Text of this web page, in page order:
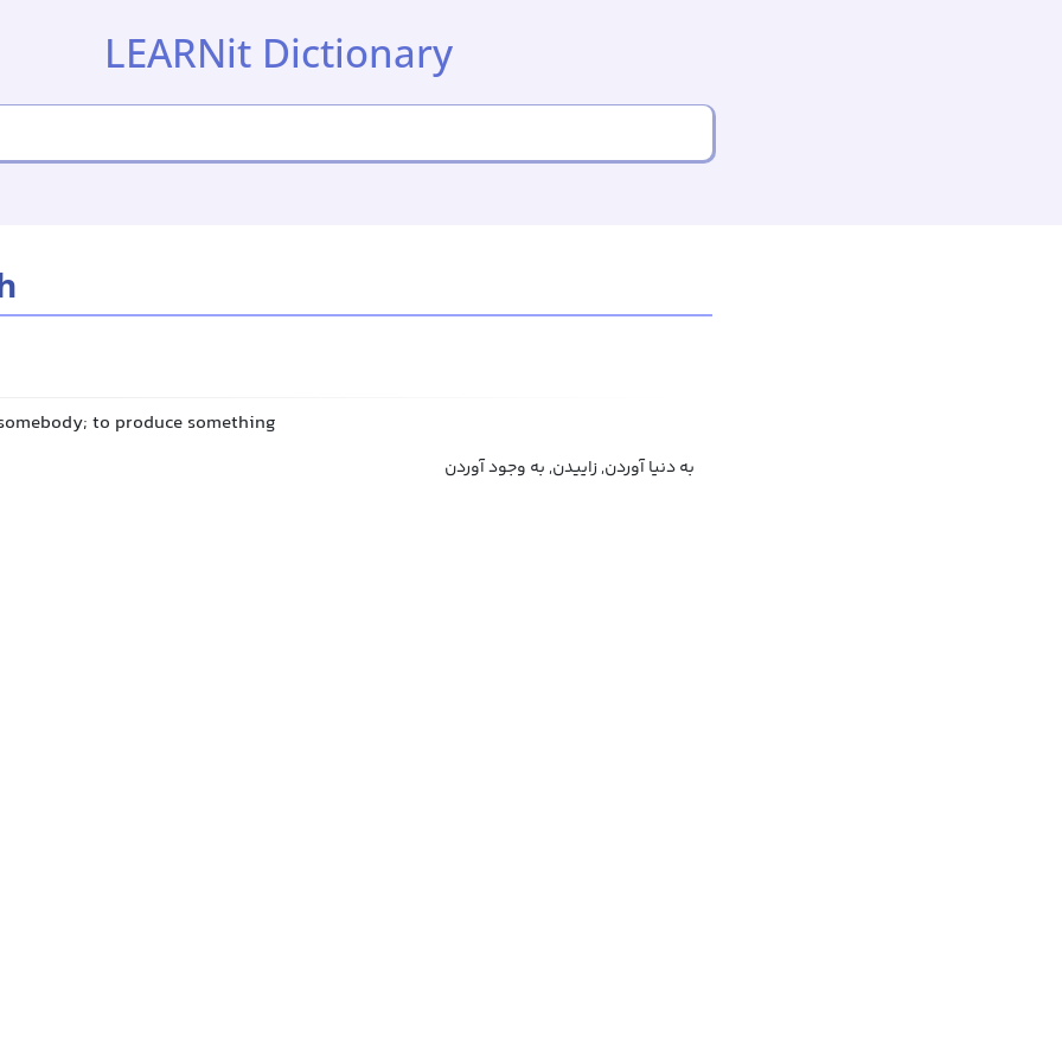
LEARNit Dictionary
to produce something
به دنیا آوردن, زاییدن, به وجود آوردن